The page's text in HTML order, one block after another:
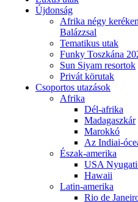
Újdonság
Afrika négy
Balázzsal
Tematikus utak
Funky Toszkána
Sun Siyam resortok
Privát körutak
Csoportos utazások
Afrika
Dél-afrika
Madagaszkár
Marokkó
Az Indiai-
Észak-amerika
USA
Hawaii
Latin-amerika
Rio de